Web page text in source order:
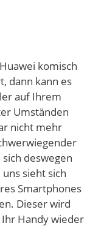
komisch
dann kann es
auf Ihrem
Umständen
nicht mehr
deswegen
sieht sich
Smartphones
Dieser wird
Handy wieder